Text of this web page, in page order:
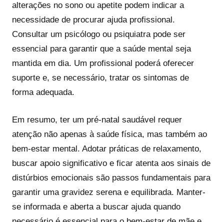
alterações no sono ou apetite podem indicar a
necessidade de procurar ajuda profissional.
Consultar um psicólogo ou psiquiatra pode ser
essencial para garantir que a saúde mental seja
mantida em dia. Um profissional poderá oferecer
suporte e, se necessário, tratar os sintomas de
forma adequada.
Em resumo, ter um pré-natal saudável requer
atenção não apenas à saúde física, mas também ao
bem-estar mental. Adotar práticas de relaxamento,
buscar apoio significativo e ficar atenta aos sinais de
distúrbios emocionais são passos fundamentais para
garantir uma gravidez serena e equilibrada. Manter-
se informada e aberta a buscar ajuda quando